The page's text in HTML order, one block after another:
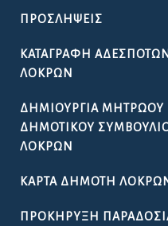
ΠΡΟΣΛΉΨΕΙΣ
ΚΑΤΑΓΡΑΦΉ
ΛΟΚΡΏΝ
ΔΗΜΙΟΥΡΓΊΑ ΜΗΤΡΏΟΥ
ΔΗΜΟΤΙΚΟΎ
ΛΟΚΡΏΝ
ΚΆΡΤΑ ΔΗΜΌΤΗ
ΠΡΟΚΉΡΥΞΗ